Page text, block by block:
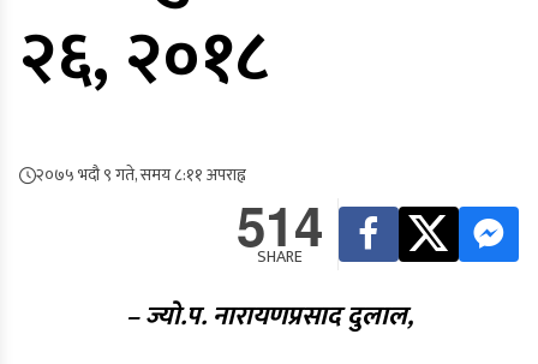
२६, २०१८
२०७५ भदौ ९ गते, समय ८:११ अपराह्न
514
SHARE
– ज्यो.प. नारायणप्रसाद दुलाल,